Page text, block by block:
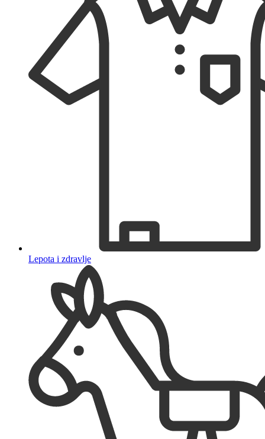
Lepota i zdravlje